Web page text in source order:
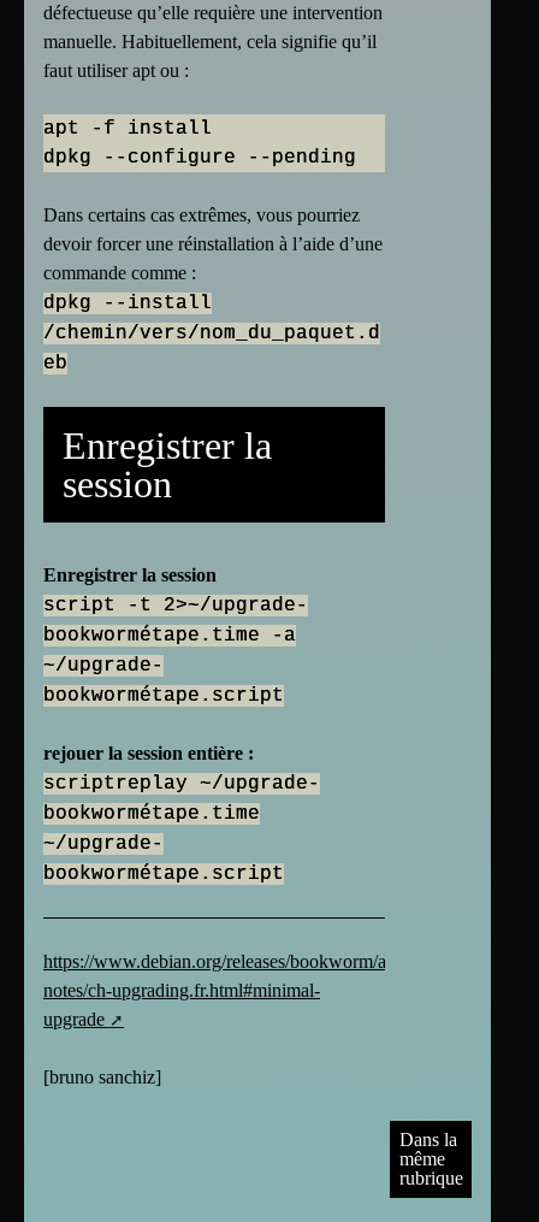
défectueuse qu’elle requière une intervention
manuelle. Habituellement, cela signifie qu’il
faut utiliser apt ou :
apt -f install
dpkg --configure --pending
Dans certains cas extrêmes, vous pourriez
devoir forcer une réinstallation à l’aide d’une
commande comme :
dpkg --install
/chemin/vers/nom_du_paquet.d
eb
Enregistrer la
session
Enregistrer la session
script -t 2>~/upgrade-
bookwormétape.time -a
~/upgrade-
bookwormétape.script
rejouer la session entière :
scriptreplay ~/upgrade-
bookwormétape.time
~/upgrade-
bookwormétape.script
https://www.debian.org/releases/bookworm/amd64/release-
notes/ch-upgrading.fr.html#minimal-
upgrade
[bruno sanchiz]
Dans la
même
rubrique